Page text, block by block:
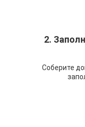
2.
Соберите